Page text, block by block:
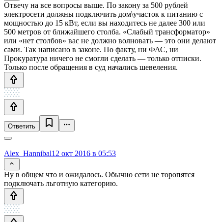
Отвечу на все вопросы выше. По закону за 500 рублей
электросети должны подключить дом\участок к питанию с
мощностью до 15 кВт, если вы находитесь не далее 300 или
500 метров от ближайшего столба. «Слабый трансформатор»
или «нет столбов» вас не должно волновать — это они делают
сами. Так написано в законе. По факту, ни ФАС, ни
Прокуратура ничего не смогли сделать — только отписки.
Только после обращения в суд начались шевеления.
Ответить
Alex_Hannibal12 окт 2016 в 05:53
Ну в общем что и ожидалось. Обычно сети не торопятся
подключать льготную категорию.